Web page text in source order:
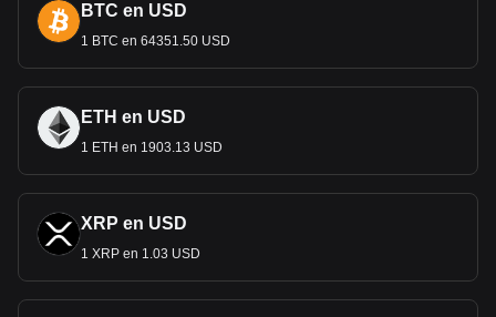
BTC en USD
1 BTC en 64351.50 USD
ETH en USD
1 ETH en 1903.13 USD
XRP en USD
1 XRP en 1.03 USD